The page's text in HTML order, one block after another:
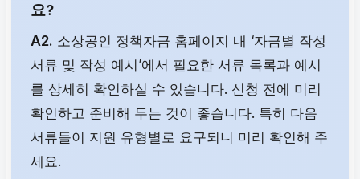
요?
A2. 소상공인 정책자금 홈페이지 내 ‘자금별 작성
서류 및 작성 예시’에서 필요한 서류 목록과 예시
를 상세히 확인하실 수 있습니다. 신청 전에 미리
확인하고 준비해 두는 것이 좋습니다. 특히 다음
서류들이 지원 유형별로 요구되니 미리 확인해 주
세요.